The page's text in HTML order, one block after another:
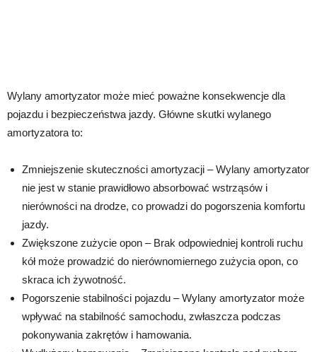
Wylany amortyzator może mieć poważne konsekwencje dla
pojazdu i bezpieczeństwa jazdy. Główne skutki wylanego
amortyzatora to:
Zmniejszenie skuteczności amortyzacji – Wylany amortyzator
nie jest w stanie prawidłowo absorbować wstrząsów i
nierówności na drodze, co prowadzi do pogorszenia komfortu
jazdy.
Zwiększone zużycie opon – Brak odpowiedniej kontroli ruchu
kół może prowadzić do nierównomiernego zużycia opon, co
skraca ich żywotność.
Pogorszenie stabilności pojazdu – Wylany amortyzator może
wpływać na stabilność samochodu, zwłaszcza podczas
pokonywania zakrętów i hamowania.